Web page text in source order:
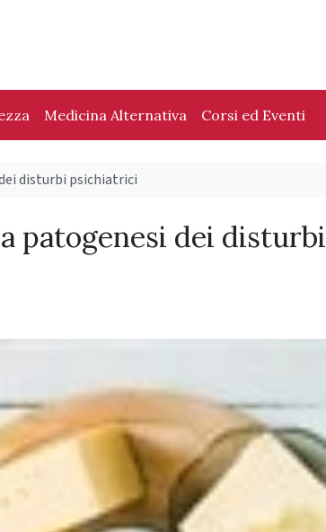
Medicina Alternativa Corsi ed Eventi
disturbi psichiatrici
patogenesi dei disturbi